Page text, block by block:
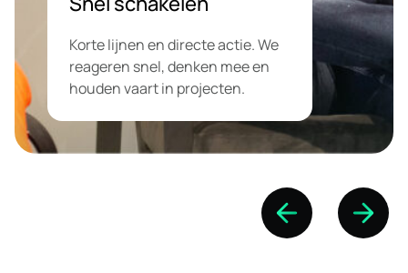
Korte lijnen en directe actie. We
reageren snel, denken mee en
houden vaart in projecten.